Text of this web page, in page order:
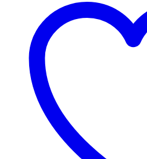
St./Pcs
Anzahl